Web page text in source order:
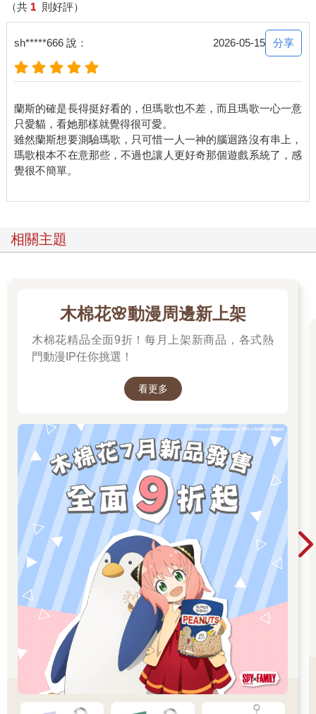
雖然戴恩老師沒有要求她保密，但是時空門這種神奇的存在，她
就算再無知都知道不該說出口，不然就是自找麻煩！
「我就是不、不小心迷路，走進來的。」
其實她也不是沒有說過謊，身為社畜上班族，誰沒有為了推辭同
事丟過來的工作、拒絕上司無理的安排、婉拒客戶不合理的要
只是不曉得為什麼，瑪歌在這名青年面前撒謊時，竟會感到愧
疚。
難道是因為他太帥了？所以我才會覺得心虛？
瑪歌試圖為自己的「失常」找理由。
她對於自己是個「顏控」一事一向坦然，也經常跟朋友說她就是
過肩的銀白長髮隨意地披散在肩頭，透出一股率性與不羈的氣
質。
他身上配戴了許多亮晃晃的黃金飾品，這種過度裝飾的搭配在他
身上竟然不顯俗氣，反而有一種張揚到極致的華貴感。
瑪歌不禁感慨：人長得好看，就算打扮的像個暴發戶，也帥得像
是漫畫裡走出來的王子！
只是……是她的錯覺嗎？
怎麼好像看到青年的頭頂上有一對毛耳朵？
瑪歌眨了眨眼，那對毛耳朵又消失了，青年的銀髮在日光下閃閃
應該是看錯了，把模糊的光芒幻想成耳朵。
她很輕易地說服了自己。
而被認為有毛耳朵的青年也暗暗鬆了口氣。
青年正是貓神蘭斯。
祂見到瑪歌後心血來潮，化身成人型想要打探她是怎麼認識那兩
個討厭神的？
沒想到才一見面，瑪歌就帶給他驚喜！
──蘭斯化身成人形時，不喜歡遮掩耳朵和尾巴，祂覺得那是祂的
標誌，要是隱藏了，那祂跟其他神明又有什麼不同？
只是在人間遊玩，祂也不能不隱藏。
於是祂施加了幻術，讓人看不見祂的耳朵和尾巴。
不過祂也給崇敬祂的凡人留了一個機會──如果是真心敬愛、喜愛
貓神的虔誠信徒，就能看見屬於貓神的特徵。
沒想到祂的小神官這麼喜歡祂！
貓神蘭斯得意地微抬下巴。
先前小神官對祂說謊隱瞞時空門時，祂是有些生氣的。
小神官不知道神明能看穿謊言嗎？
神官不是應該要對信仰的神明忠誠嗎？她怎麼敢對祂說謊，不怕
受到懲罰？
（共 1 則好評）
sh*****666 說： 2026-05-15 分享
蘭斯的確是長得挺好看的，但瑪歌也不差，而且瑪歌一心一意
只愛貓，看她那樣就覺得很可愛。
雖然蘭斯想要測驗瑪歌，只可惜一人一神的腦迴路沒有串上，
瑪歌根本不在意那些，不過也讓人更好奇那個遊戲系統了，感
覺很不簡單。
相關主題
木棉花🌸動漫周邊新上架
木棉花精品全面9折！每月上架新商品，各式熱
門動漫IP任你挑選！
看更多